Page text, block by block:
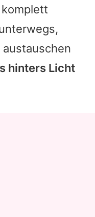
hinters Licht